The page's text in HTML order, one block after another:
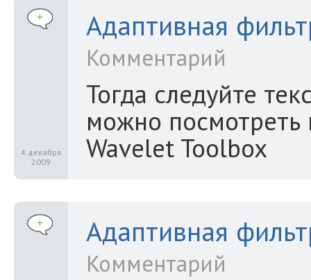
4 декабря
2009
Адаптивная
Комментарий
Тогда следуйте
можно посмотреть
Wavelet Toolbox
Адаптивная
Комментарий